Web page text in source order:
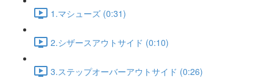
1.マシューズ (0:31)
2.シザースアウトサイド (0:10)
3.ステップオーバーアウトサイド (0:26)